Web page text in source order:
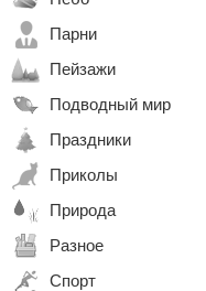
Парни
Пейзажи
Подводный мир
Праздники
Приколы
Природа
Разное
Спорт